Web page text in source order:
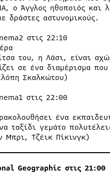
ο Άγγλος ηθοποιός
δράστες αστυνομικούς.
στις 22:10
του, η Λάσι, είναι
σε ένα διαμέρισμα
Σκαλκώτου)
στις 22:00
ένα
ταξίδι γεμάτο
Μπρι, Τζέικ Πίκινγκ)
Geographic στις21:00